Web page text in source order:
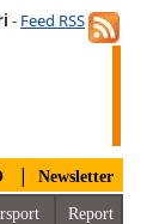
- Feed RSS
| Newsletter
Report